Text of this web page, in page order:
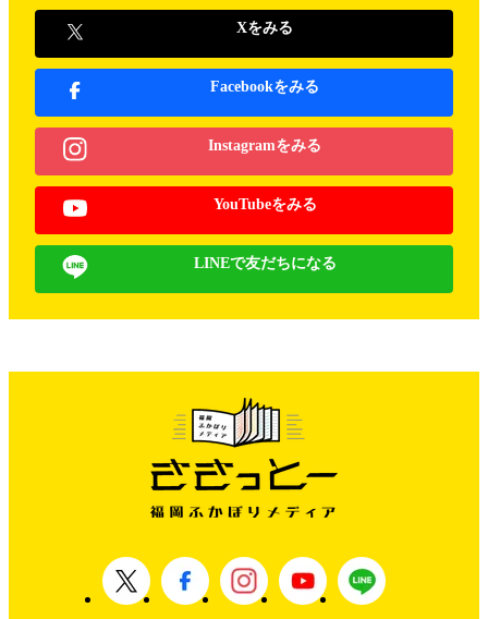
Xをみる
Facebookをみる
Instagramをみる
YouTubeをみる
LINEで友だちになる